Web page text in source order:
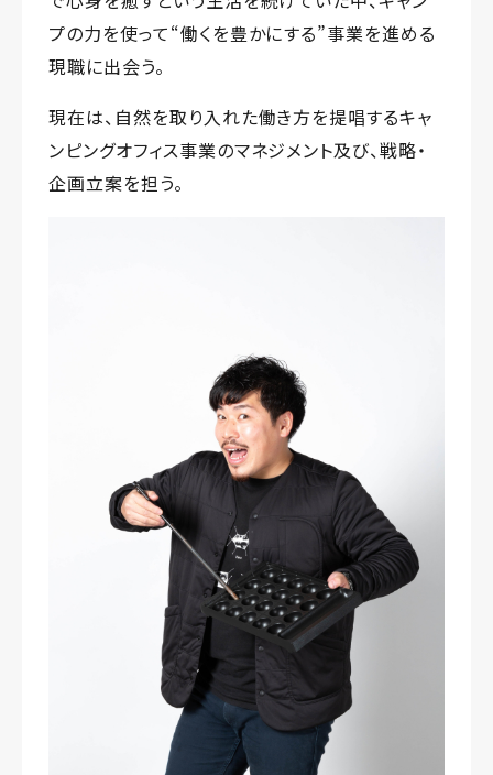
プの力を使って“働くを豊かにする”事業を進める
現職に出会う。
現在は、自然を取り入れた働き方を提唱するキャ
ンピングオフィス事業のマネジメント及び、戦略・
企画立案を担う。